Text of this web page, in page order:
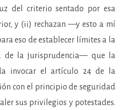
del criterio sentado por esa
y (ii) rechazan —y esto a mí
eso de establecer límites a la
de la jurisprudencia— que la
invocar el artículo 24 de la
con el principio de seguridad
sus privilegios y potestades.